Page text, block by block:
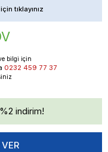
tıklayınız
bilgi için
0232 459 77 37
indirim!